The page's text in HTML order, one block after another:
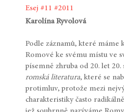
Esej #11 #2011
Karolína Ryvolová
Podle záznamů, které máme
Romové ke svému místu ve
písemně zhruba od 20. let
romská literatura, které se
protimluv, protože mezi
charakteristiky často